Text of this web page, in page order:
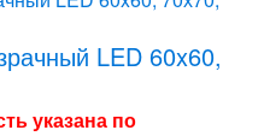
LED 60x60,
указана по